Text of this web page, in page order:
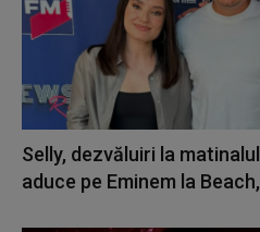
Selly, dezvăluiri la
aduce pe Eminem la